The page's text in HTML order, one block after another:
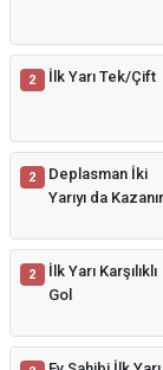
2 İlk Yarı Tek/Çift
2
Deplasman İki
Yarıyı da Kazanır
2
İlk Yarı Karşılıklı
Gol